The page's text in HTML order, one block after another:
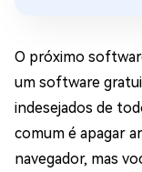
O próximo
um software
indesejados de
comum é apagar
navegador, mas